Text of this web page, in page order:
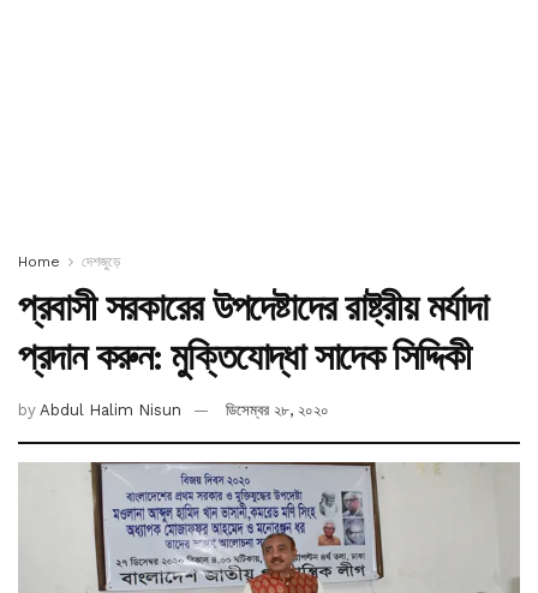
Home দেশজুড়ে
প্রবাসী সরকারের উপদেষ্টাদের রাষ্ট্রীয় মর্যাদা
প্রদান করুন: মুক্তিযোদ্ধা সাদেক সিদ্দিকী
by Abdul Halim Nisun ডিসেম্বর ২৮, ২০২০